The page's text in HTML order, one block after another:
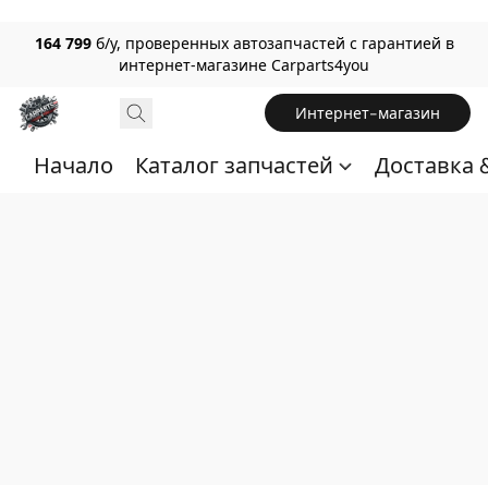
164 799 б/у, проверенных автозапчастей с гарантией в
интернет-магазине Carparts4you
Интернет-магазин
Начало Каталог запчастей Доставка